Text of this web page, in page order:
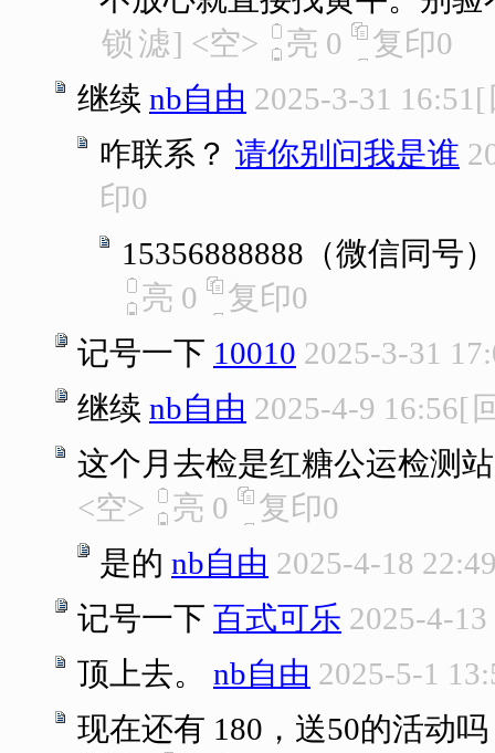
锁 滤] <空> 亮 0 复印0
继续 nb自由 2025-3-31 16:51 [
咋联系？ 请你别问我是谁
印0
15356888888（微信同号）
亮 0 复印0
记号一下 10010 2025-3-31
继续 nb自由 2025-4-9 16:56[
这个月去检是红糖公运检测
<空>
亮 0 复印0
是的 nb自由 2025-4-18
记号一下 百式可乐 2025-4-13
顶上去。
nb自由 2025-5-1
现在还有 180，送50的活动吗